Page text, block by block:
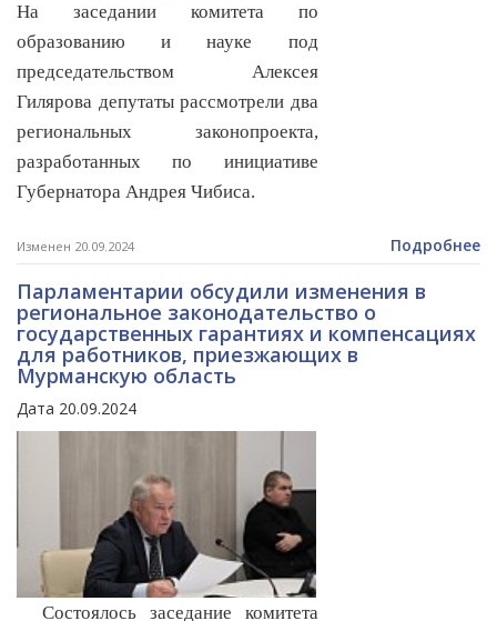
На заседании комитета по
образованию и науке под
председательством Алексея
Гилярова депутаты рассмотрели два
региональных законопроекта,
разработанных по инициативе
Губернатора Андрея Чибиса.
Изменен 20.09.2024 Подробнее
Парламентарии обсудили изменения в
региональное законодательство о
государственных гарантиях и компенсациях
для работников, приезжающих в
Мурманскую область
Дата 20.09.2024
Состоялось заседание комитета